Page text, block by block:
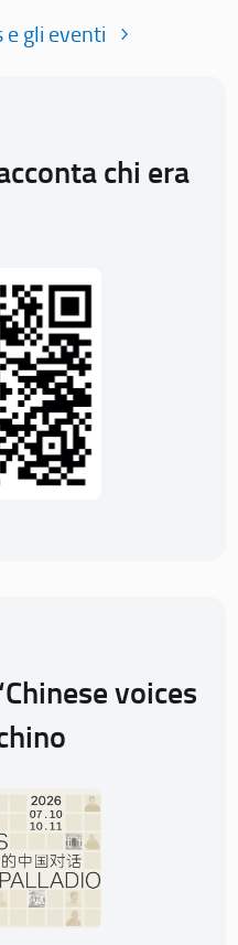
gli eventi
chi era
voices